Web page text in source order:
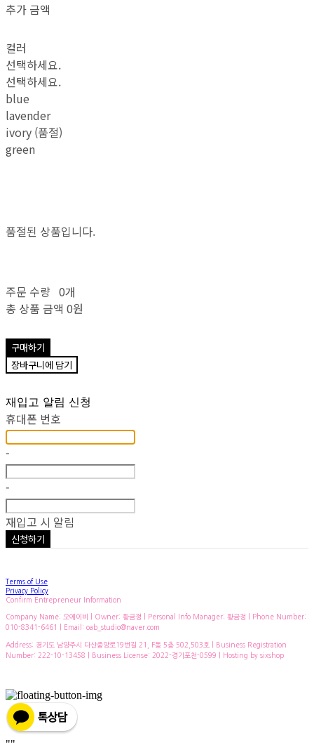
추가 금액
컬러
선택하세요.
선택하세요.
blue
lavender
ivory (품절)
green
품절된 상품입니다.
주문 수량 0개
총 상품 금액 0원
구매하기
장바구니에 담기
재입고 알림 신청
휴대폰 번호
-
-
재입고 시 알림
신청하기
Terms of Use
Privacy Policy
Confirm Entrepreneur Information
Company Name: 오에이비 | Owner: 황금정 | Personal Info Manager: 황금정 | Phone Number:
010-8341-6461 | Email: oab_studio@naver.com
Address: 경기도 남양주시 다산중앙로19번길 21, F동 5층 502,503호 | Business Registration
Number: 222-10-13458 | Business License: 2022-경기포천-0599 | Hosting by sixshop